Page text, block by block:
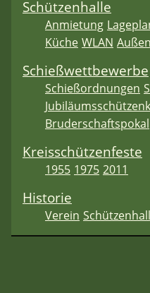
Schützenhalle
Anmietung
Küche WLAN
Schießwettbewerbe
Schießordnungen
Bruderschaftspokal
Kreisschützenfeste
1955 1975 2011
Historie
Verein